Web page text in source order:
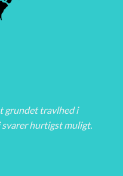
grundet travlhed i
svarer hurtigst muligt.